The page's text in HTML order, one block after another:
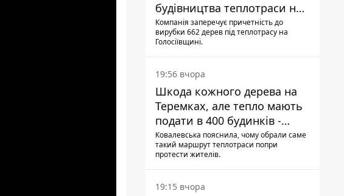
будівництва теплотраси на
Теремках
Компанія заперечує причетність до
вирубки 662 дерев під теплотрасу на
Голосіївщині.
19:56 вчора
Шкода кожного дерева на
Теремках, але тепло мають
подати в 400 будинків -
депутатка Київради
Ковалевська пояснила, чому обрали саме
такий маршрут теплотраси попри
протести жителів.
19:15 вчора